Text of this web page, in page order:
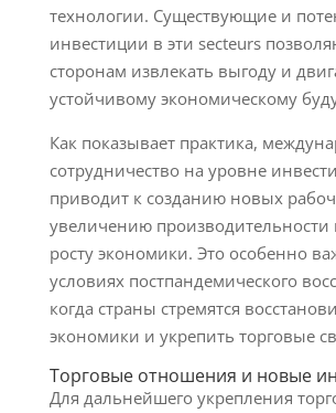
технологии. Существующие и
инвестиции в эти secteurs
сторонам извлекать выгоду и
устойчивому экономическому
Как показывает практика,
сотрудничество на уровне
приводит к созданию новых
увеличению
росту экономики. Это особенно
условиях постпандемического
когда страны стремятся
экономики и укрепить торговые
Торговые отношения и новые
Для дальнейшего укрепления